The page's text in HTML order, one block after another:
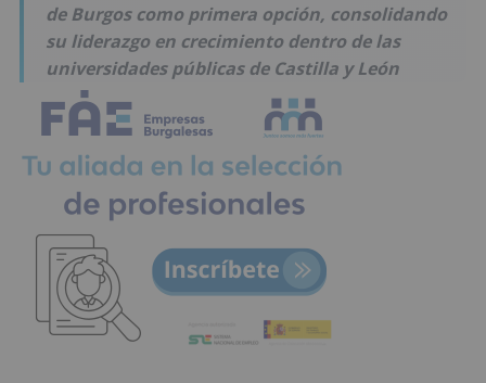
de Burgos como primera opción, consolidando
su liderazgo en crecimiento dentro de las
universidades públicas de Castilla y León